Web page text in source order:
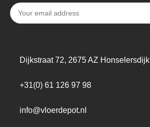
Dijkstraat 72, 2675 AZ Honselersdijk
+31(0) 61 126 97 98
info@vloerdepot.nl